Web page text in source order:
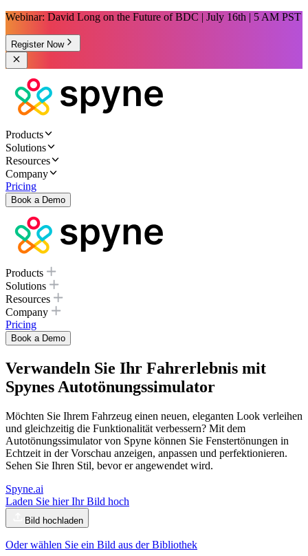
Webinar: David Long on the Future of BDC | July 16th | 5 AM PST
Register Now
Products
Solutions
Resources
Company
Pricing
Book a Demo
Products
Solutions
Resources
Company
Pricing
Book a Demo
Verwandeln Sie Ihr Fahrerlebnis mit
Spynes Autotönungssimulator
Möchten Sie Ihrem Fahrzeug einen neuen, eleganten Look verleihen
und gleichzeitig die Funktionalität verbessern? Mit dem
Autotönungssimulator von Spyne können Sie Fenstertönungen in
Echtzeit in der Vorschau anzeigen, anpassen und perfektionieren.
Sehen Sie Ihren Stil, bevor er angewendet wird.
Spyne.ai
Laden Sie hier Ihr Bild hoch
Bild hochladen
Oder wählen Sie ein Bild aus der Bibliothek